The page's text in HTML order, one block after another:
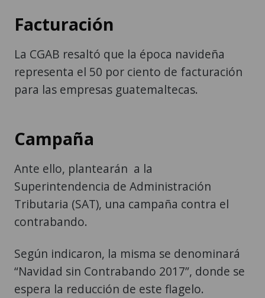
Facturación
La CGAB resaltó que la época navideña
representa el 50 por ciento de facturación
para las empresas guatemaltecas.
Campaña
Ante ello, plantearán a la
Superintendencia de Administración
Tributaria (SAT), una campaña contra el
contrabando.
Según indicaron, la misma se denominará
“Navidad sin Contrabando 2017”, donde se
espera la reducción de este flagelo.